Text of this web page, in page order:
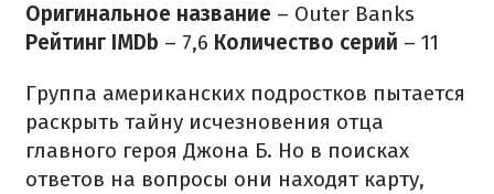
Оригинальное название – Outer Banks
Рейтинг IMDb – 7,6 Количество серий – 11
Группа американских подростков пытается
раскрыть тайну исчезновения отца
главного героя Джона Б. Но в поисках
ответов на вопросы они находят карту,